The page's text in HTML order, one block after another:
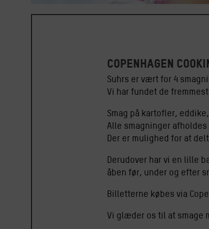
Copenhagen
Suhrs er vært for 4
Vi har fundet de
Smag på kartofler,
Alle smagninger afholdes
Der er mulighed for at
Derudover har vi en lille
åben før, under og efter
Billetterne købes via
Vi glæder os til at smage